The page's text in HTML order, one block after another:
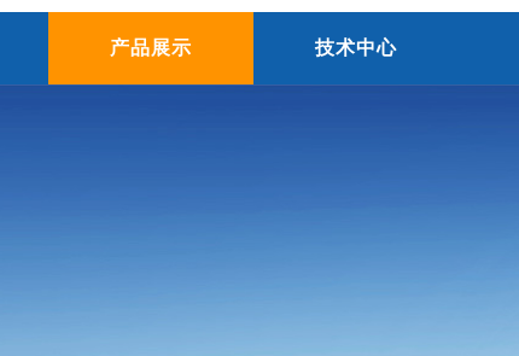
产品展示 技术中心